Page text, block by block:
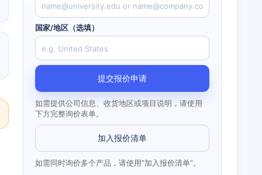
国家/地区（选填）
提交报价申请
如需提供公司信息、收货地区或项目说明，请使用
下方完整询价表单。
加入报价清单
如需同时询价多个产品，请使用“加入报价清单”。